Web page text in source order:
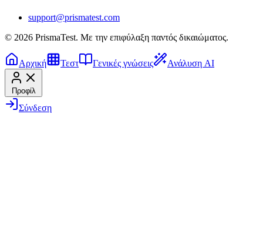
support@prismatest.com
© 2026 PrismaTest. Με την επιφύλαξη παντός δικαιώματος.
Αρχική Τεστ Γενικές γνώσεις Ανάλυση AI
Προφίλ
Σύνδεση